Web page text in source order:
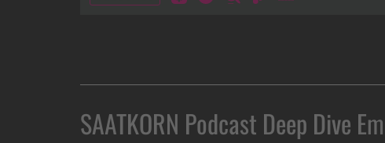
SAATKORN Podcast Deep Dive